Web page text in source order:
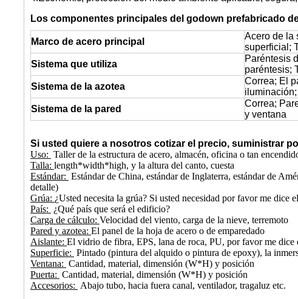
Los componentes principales del godown prefabricado
Marco de acero principal
Acero de la
superficial;
Sistema que utiliza
Paréntesis
paréntesis;
Sistema de la azotea
Correa; El
Sistema de la pared
Correa;
y ventana
Si usted quiere a nosotros cotizar el precio, suministrar
Uso: Taller de la estructura de acero, almacén, oficina o tan
Talla: length*width*high, y la altura del canto, cuesta
Estándar: Estándar de China, estándar de Inglaterra, estándar de
detalle)
Grúa: ¿Usted necesita la grúa? Si usted necesidad por favor me dice
País: ¿Qué país que será el edificio?
Carga de cálculo: Velocidad del viento, carga de la nieve, terremoto
Pared y azotea: El panel de la hoja de acero o de emparedado
Aislante: El vidrio de fibra, EPS, lana de roca, PU, por favor me dice
Superficie: Pintado (pintura del alquido o pintura de epoxy), la
Ventana: Cantidad, material, dimensión (W*H) y posición
Puerta: Cantidad, material, dimensión (W*H) y posición
Accesorios: Abajo tubo, hacia fuera canal, ventilador, tragaluz etc.